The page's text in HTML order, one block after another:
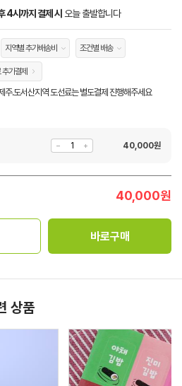
4시까지 결제 시 오늘 출발합니다
지역별 추가배송비 조건별 배송
가결제
주.도서산지역 도선료는 별도결제 진행해주세요
40,000원
40,000원
바로구매
상품